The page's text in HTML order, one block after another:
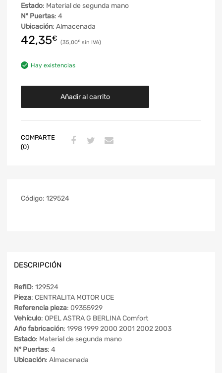
Estado: Material de segunda mano
Nº Puertas: 4
Ubicación: Almacenada
42,35€ 35,00€
Hay existencias
Añadir al carrito
COMPARTE
(0)
Código: 129524
DESCRIPCIÓN
RefID: 129524
Pieza: CENTRALITA MOTOR UCE
Referencia pieza: 09355929
Vehículo: OPEL ASTRA G BERLINA Comfort
Año fabricación: 1998 1999 2000 2001 2002 2003
Estado: Material de segunda mano
Nº Puertas: 4
Ubicación: Almacenada